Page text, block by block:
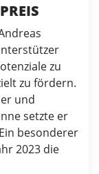
zu
zu fördern.
und
setzte er
besonderer
2023 die